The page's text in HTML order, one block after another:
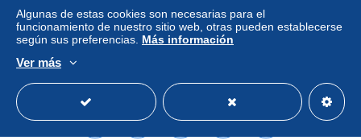
del vendedor.
Garantía:
Derecho de retracto
cargo del comprador.
Para saber el plazo de devolución y de reembolso
consulte las Condiciones de Uso
Algunas de estas cookies son necesarias para el
funcionamiento de nuestro sitio web, otras pueden establecerse
según sus preferencias. Más información
Ver más